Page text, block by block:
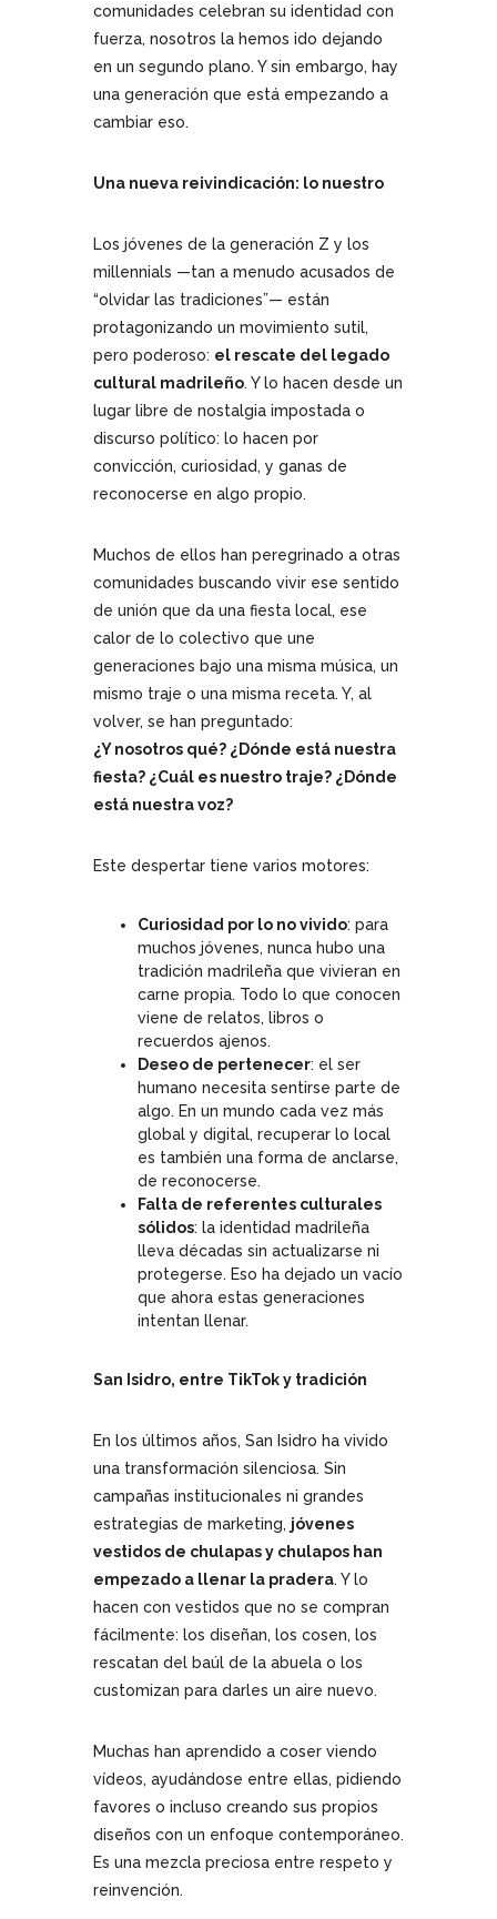
comunidades celebran su identidad con
fuerza, nosotros la hemos ido dejando
en un segundo plano. Y sin embargo, hay
una generación que está empezando a
cambiar eso.
Una nueva reivindicación: lo nuestro
Los jóvenes de la generación Z y los
millennials —tan a menudo acusados de
“olvidar las tradiciones”— están
protagonizando un movimiento sutil,
pero poderoso: el rescate del legado
cultural madrileño. Y lo hacen desde un
lugar libre de nostalgia impostada o
discurso político: lo hacen por
convicción, curiosidad, y ganas de
reconocerse en algo propio.
Muchos de ellos han peregrinado a otras
comunidades buscando vivir ese sentido
de unión que da una fiesta local, ese
calor de lo colectivo que une
generaciones bajo una misma música, un
mismo traje o una misma receta. Y, al
volver, se han preguntado:
¿Y nosotros qué? ¿Dónde está nuestra
fiesta? ¿Cuál es nuestro traje? ¿Dónde
está nuestra voz?
Este despertar tiene varios motores:
Curiosidad por lo no vivido: para
muchos jóvenes, nunca hubo una
tradición madrileña que vivieran en
carne propia. Todo lo que conocen
viene de relatos, libros o
recuerdos ajenos.
Deseo de pertenecer: el ser
humano necesita sentirse parte de
algo. En un mundo cada vez más
global y digital, recuperar lo local
es también una forma de anclarse,
de reconocerse.
Falta de referentes culturales
sólidos: la identidad madrileña
lleva décadas sin actualizarse ni
protegerse. Eso ha dejado un vacío
que ahora estas generaciones
intentan llenar.
San Isidro, entre TikTok y tradición
En los últimos años, San Isidro ha vivido
una transformación silenciosa. Sin
campañas institucionales ni grandes
estrategias de marketing, jóvenes
vestidos de chulapas y chulapos han
empezado a llenar la pradera. Y lo
hacen con vestidos que no se compran
fácilmente: los diseñan, los cosen, los
rescatan del baúl de la abuela o los
customizan para darles un aire nuevo.
Muchas han aprendido a coser viendo
vídeos, ayudándose entre ellas, pidiendo
favores o incluso creando sus propios
diseños con un enfoque contemporáneo.
Es una mezcla preciosa entre respeto y
reinvención.